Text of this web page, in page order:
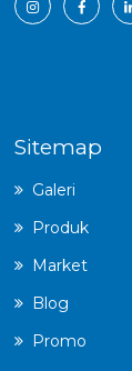
Sitemap
Galeri
Produk
Market
Blog
Promo